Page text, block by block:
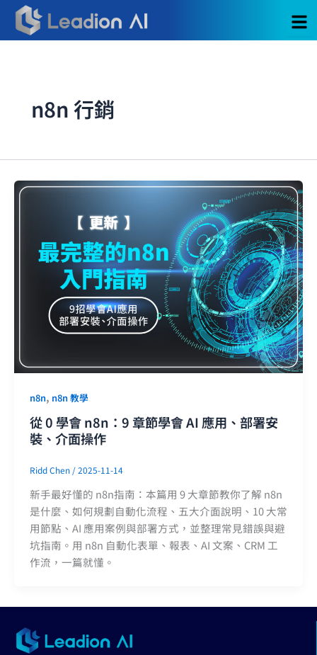
主
n8n 行銷
n8n, n8n 教學
從 0 學會 n8n：9 章節學會 AI 應用、部署安
裝、介面操作
Ridd Chen /2025-11-14
新手最好懂的 n8n指南：本篇用 9 大章節教你了解 n8n
是什麼、如何規劃自動化流程、五大介面說明、10 大常
用節點、AI 應用案例與部署方式，並整理常見錯誤與避
坑指南。用 n8n 自動化表單、報表、AI 文案、CRM 工
作流，一篇就懂。